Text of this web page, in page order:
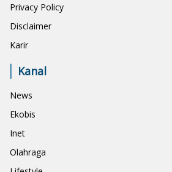
Privacy Policy
Disclaimer
Karir
Kanal
News
Ekobis
Inet
Olahraga